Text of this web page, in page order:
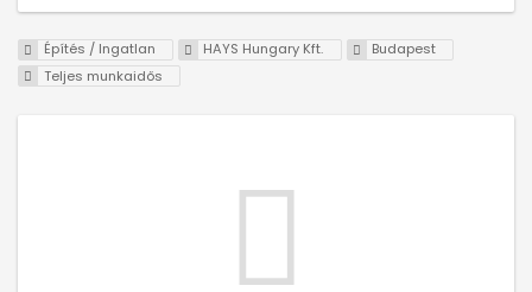
Építés / Ingatlan HAYS Hungary Kft.
Budapest
Teljes munkaidős